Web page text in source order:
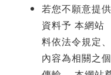
若您不願意提
資料予 本網站
料依法令規定
內容為相關之